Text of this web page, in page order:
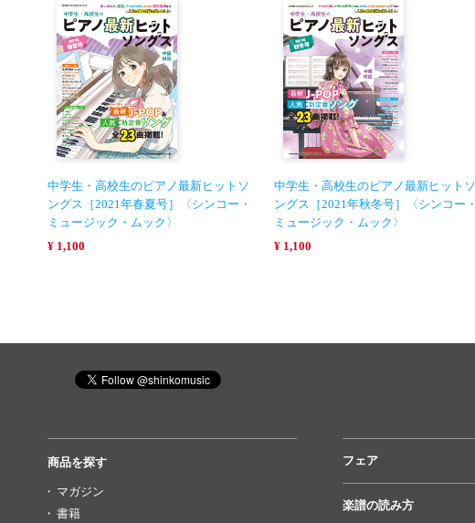
中学生・高校生のピアノ最新ヒットソ
ングス［2021年春夏号］〈シンコー・
ミュージック・ムック〉
¥ 1,100
中学生・高校生のピアノ最新ヒットソ
ングス［2021年秋冬号］〈シンコー・
ミュージック・ムック〉
¥ 1,100
商品を探す
マガジン
書籍
フェア
楽譜の読み方